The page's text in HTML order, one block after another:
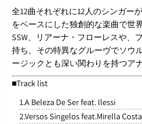
』
C
D
』
C
D
全12曲それぞれに12人のシンガ
をベースにした独創的な楽曲で世
SSW、リアーナ・フローレスや、
持ち、その特異なグルーヴでソウ
ージックとも深い関わりを持つア
■Track list
1.A Beleza De Ser feat. Ilessi
2.Versos Singelos feat.Mirella Costa